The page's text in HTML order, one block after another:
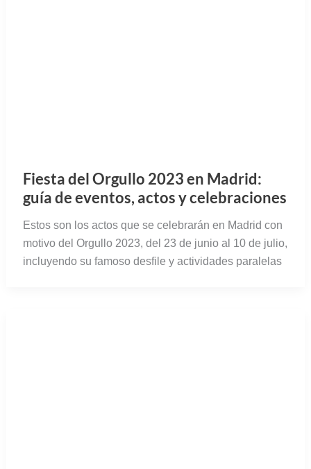
Fiesta del Orgullo 2023 en Madrid:
guía de eventos, actos y celebraciones
Estos son los actos que se celebrarán en Madrid con
motivo del Orgullo 2023, del 23 de junio al 10 de julio,
incluyendo su famoso desfile y actividades paralelas